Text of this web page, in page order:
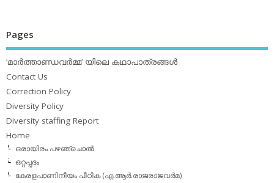
Pages
‘മാര്‍ത്താണ്ഡവര്‍മ്മ’ യിലെ കഥാപാത്രങ്ങള്‍
Contact Us
Correction Policy
Diversity Policy
Diversity staffing Report
Home
ഒരായിരം പഴഞ്ചൊല്‍
ഒറ്റപ്പദം
കേരളപാണിനീയം പീഠിക (എ.ആര്‍.രാജരാജവര്‍മ)